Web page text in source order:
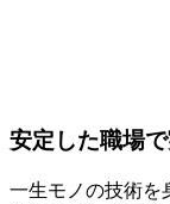
安定した職場
一生モノの技術を